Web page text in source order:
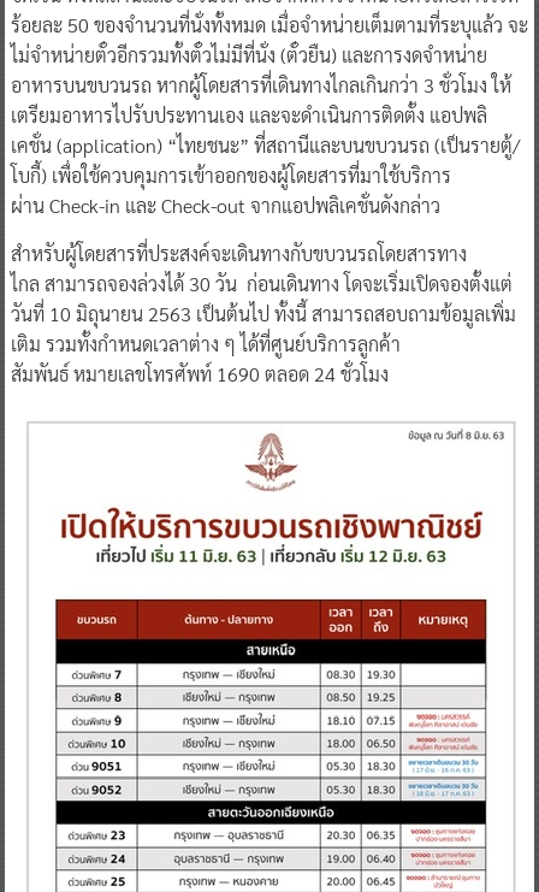
ร้อยละ 50 ของจำนวนที่นั่งทั้งหมด เมื่อจำหน่ายเต็มตามที่ระบุแล้ว จะ
ไม่จำหน่ายตั๋วอีกรวมทั้งตั๋วไม่มีที่นั่ง (ตั๋วยืน) และการงดจำหน่าย
อาหารบนขบวนรถ หากผู้โดยสารที่เดินทางไกลเกินกว่า 3 ชั่วโมง ให้
เตรียมอาหารไปรับประทานเอง และจะดำเนินการติดตั้ง แอปพลิ
เคชั่น (application) “ไทยชนะ” ที่สถานีและบนขบวนรถ (เป็นรายตู้/
โบกี้) เพื่อใช้ควบคุมการเข้าออกของผู้โดยสารที่มาใช้บริการ
ผ่าน Check-in และ Check-out จากแอปพลิเคชั่นดังกล่าว
สำหรับผู้โดยสารที่ประสงค์จะเดินทางกับขบวนรถโดยสารทาง
ไกล สามารถจองล่วงได้ 30 วัน ก่อนเดินทาง โดจะเริ่มเปิดจองตั้งแต่
วันที่ 10 มิถุนายน 2563 เป็นต้นไป ทั้งนี้ สามารถสอบถามข้อมูลเพิ่ม
เติม รวมทั้งกำหนดเวลาต่าง ๆ ได้ที่ศูนย์บริการลูกค้า
สัมพันธ์ หมายเลขโทรศัพท์ 1690 ตลอด 24 ชั่วโมง